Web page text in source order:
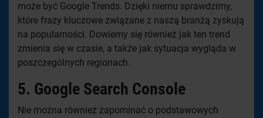
może być Google Trends. Dzięki niemu sprawdzimy,
które frazy kluczowe związane z naszą branżą zyskują
na popularności. Dowiemy się również jak ten trend
zmienia się w czasie, a także jak sytuacja wygląda w
poszczególnych regionach.
5. Google Search Console
Nie można również zapominać o podstawowych